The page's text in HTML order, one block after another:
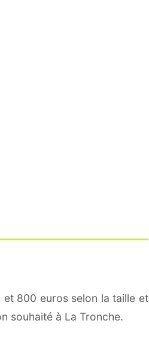
800 euros selon la taille et
souhaité à La Tronche.